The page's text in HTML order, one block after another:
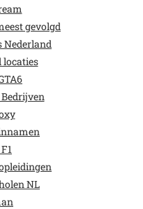
gevolgd
Nederland
locaties
Bedrijven
NL